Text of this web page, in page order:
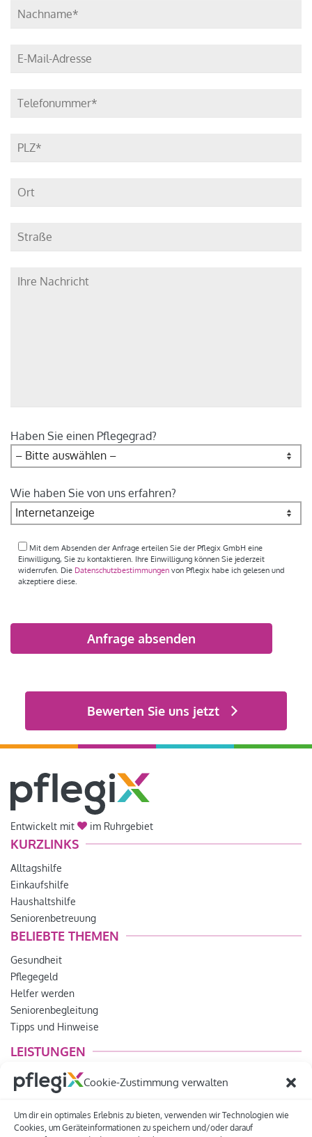
Cookie-Zustimmung verwalten
Um dir ein optimales Erlebnis zu bieten, verwenden wir Technologien wie
Cookies, um Geräteinformationen zu speichern und/oder darauf
Haben Sie einen Pflegegrad?
Wie haben Sie von uns erfahren?
Mit dem Absenden der Anfrage erteilen Sie der Pflegix GmbH eine
Einwilligung, Sie zu kontaktieren. Ihre Einwilligung können Sie jederzeit
widerrufen. Die Datenschutzbestimmungen von Pflegix habe ich gelesen und
akzeptiere diese.
Bewerten Sie uns jetzt
Entwickelt mit im Ruhrgebiet
KURZLINKS
Alltagshilfe
Einkaufshilfe
Haushaltshilfe
Seniorenbetreuung
BELIEBTE THEMEN
Gesundheit
Pflegegeld
Helfer werden
Seniorenbegleitung
Tipps und Hinweise
LEISTUNGEN
Lebensfreude
Betreuungsdienst
Pflegeberatung
Pflegedienst